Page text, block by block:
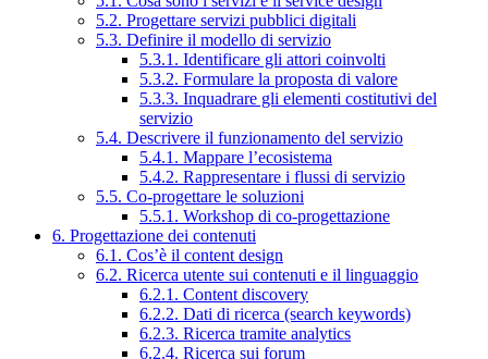
5.2. Progettare servizi pubblici digitali
5.3. Definire il modello di servizio
5.3.1. Identificare gli attori coinvolti
5.3.2. Formulare la proposta di valore
5.3.3. Inquadrare gli elementi costitutivi del
servizio
5.4. Descrivere il funzionamento del servizio
5.4.1. Mappare l’ecosistema
5.4.2. Rappresentare i flussi di servizio
5.5. Co-progettare le soluzioni
5.5.1. Workshop di co-progettazione
6. Progettazione dei contenuti
6.1. Cos’è il content design
6.2. Ricerca utente sui contenuti e il linguaggio
6.2.1. Content discovery
6.2.2. Dati di ricerca (search keywords)
6.2.3. Ricerca tramite analytics
6.2.4. Ricerca sui forum